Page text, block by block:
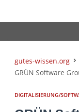
gutes-wissen.org
GRÜN Software
DIGITALISIERUNG/